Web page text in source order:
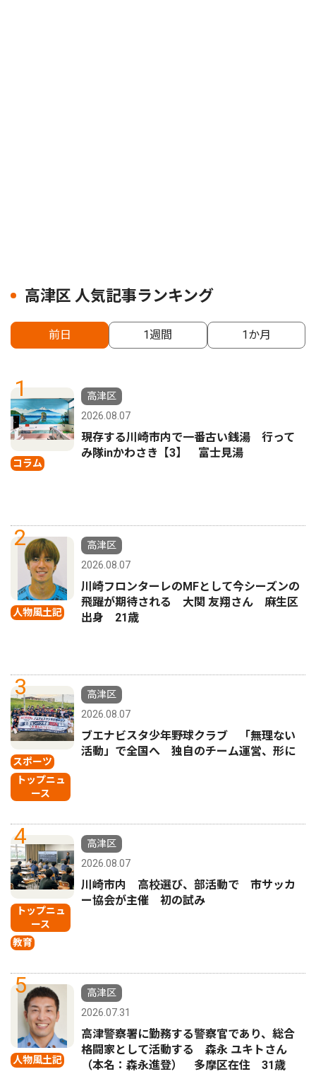
高津区 人気記事ランキング
前日 1週間 1か月
1
コラム
高津区
2026.08.07
現存する川崎市内で一番古い銭湯 行って
み隊inかわさき【3】 富士見湯
2
人物風土記
高津区
2026.08.07
川崎フロンターレのMFとして今シーズンの
飛躍が期待される 大関 友翔さん 麻生区
出身 21歳
3
スポーツ
トップニュ
ース
高津区
2026.08.07
ブエナビスタ少年野球クラブ 「無理ない
活動」で全国へ 独自のチーム運営、形に
4
トップニュ
ース
教育
高津区
2026.08.07
川崎市内 高校選び、部活動で 市サッカ
ー協会が主催 初の試み
5
人物風土記
高津区
2026.07.31
高津警察署に勤務する警察官であり、総合
格闘家として活動する 森永 ユキトさん
（本名：森永進登） 多摩区在住 31歳